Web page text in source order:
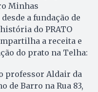
Minhas
a fundação de
do PRATO
a receita e
do prato na Telha:
professor Aldair da
de Barro na Rua 83,